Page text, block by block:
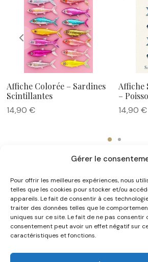
Gérer le
Pour offrir les meilleures expériences, nous
telles que les cookies pour stocker et/ou
appareils. Le fait de consentir à ces
traiter des données telles que le
uniques sur ce site. Le fait de ne pas consentir
consentement peut avoir un effet négatif sur
caractéristiques et fonctions.
Affiche Colorée – Sardines
Scintillantes
14,90 €
Affiche
–
14,90 €
NOUS CONNAÎTRE